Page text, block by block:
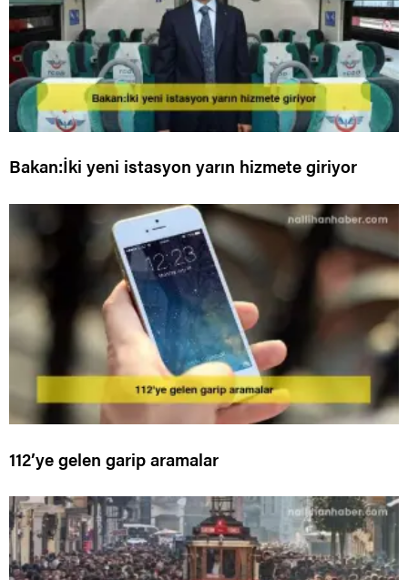
Bakan:İki yeni istasyon yarın hizmete giriyor
112’ye gelen garip aramalar